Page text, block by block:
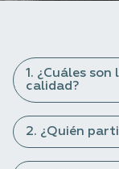
1. ¿Cuáles
calidad?
2. ¿Quién